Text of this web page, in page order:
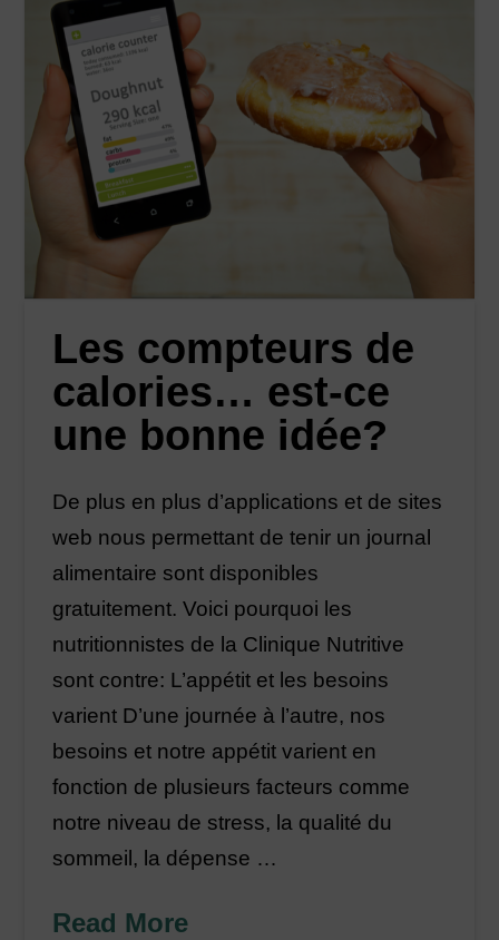
Les compteurs de
calories… est-ce
une bonne idée?
De plus en plus d’applications et de sites
web nous permettant de tenir un journal
alimentaire sont disponibles
gratuitement. Voici pourquoi les
nutritionnistes de la Clinique Nutritive
sont contre: L’appétit et les besoins
varient D’une journée à l’autre, nos
besoins et notre appétit varient en
fonction de plusieurs facteurs comme
notre niveau de stress, la qualité du
sommeil, la dépense …
Read More